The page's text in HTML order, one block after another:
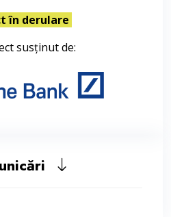
în derulare
susținut de: